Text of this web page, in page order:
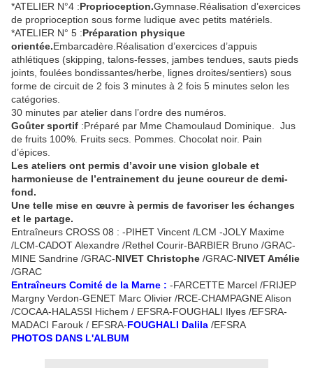
*ATELIER N°4 :Proprioception.Gymnase.Réalisation d’exercices
de proprioception sous forme ludique avec petits matériels.
*ATELIER N° 5 :Préparation physique
orientée.Embarcadère.Réalisation d’exercices d’appuis
athlétiques (skipping, talons-fesses, jambes tendues, sauts pieds
joints, foulées bondissantes/herbe, lignes droites/sentiers) sous
forme de circuit de 2 fois 3 minutes à 2 fois 5 minutes selon les
catégories.
30 minutes par atelier dans l’ordre des numéros.
Goûter sportif :Préparé par Mme Chamoulaud Dominique. Jus
de fruits 100%. Fruits secs. Pommes. Chocolat noir. Pain
d’épices.
Les ateliers ont permis d’avoir une vision globale et
harmonieuse de l’entrainement du jeune coureur de demi-
fond.
Une telle mise en œuvre à permis de favoriser les échanges
et le partage.
Entraîneurs CROSS 08 : -PIHET Vincent /LCM -JOLY Maxime
/LCM-CADOT Alexandre /Rethel Courir-BARBIER Bruno /GRAC-
MINE Sandrine /GRAC-NIVET Christophe /GRAC-NIVET Amélie
/GRAC
Entraîneurs Comité de la Marne : -FARCETTE Marcel /FRIJEP
Margny Verdon-GENET Marc Olivier /RCE-CHAMPAGNE Alison
/COCAA-HALASSI Hichem / EFSRA-FOUGHALI Ilyes /EFSRA-
MADACI Farouk / EFSRA-FOUGHALI Dalila /EFSRA
PHOTOS DANS L'ALBUM